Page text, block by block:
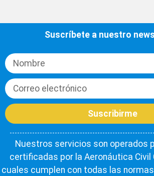
Suscríbete a nuestro
Suscribirme
Nuestros servicios son operados
certificadas por la Aeronáutica Civil
cuales cumplen con todas las